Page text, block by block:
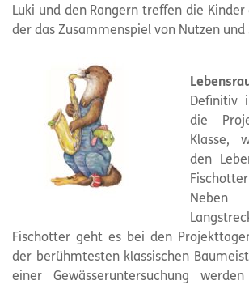
Luki und den Rangern treffen die Kinder
der das Zusammenspiel von Nutzen und
Definitiv
die
Klasse,
den
Fischotter geht es bei den
der berühmtesten klassischen
einer Gewässeruntersuchung